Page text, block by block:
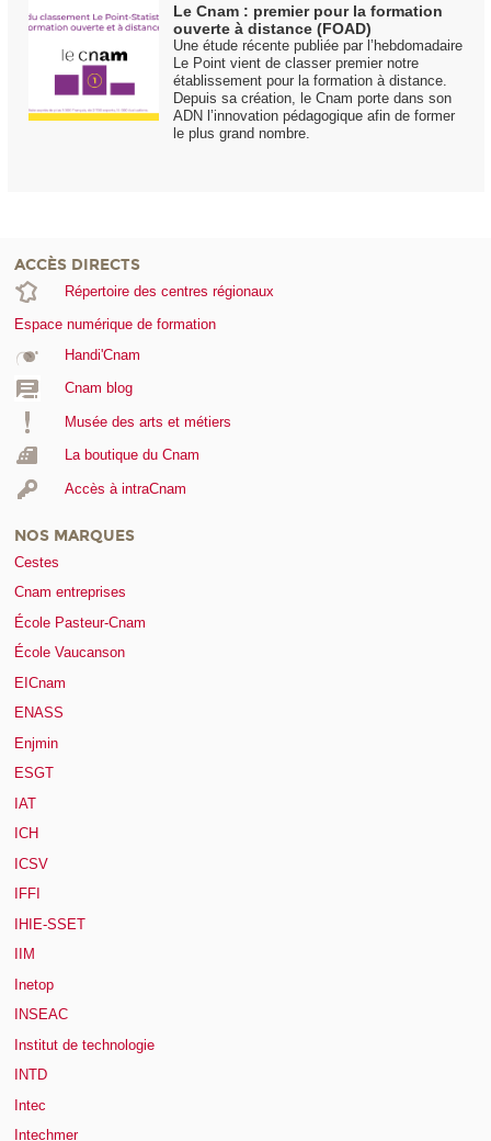
Le Cnam : premier pour la formation
ouverte à distance (FOAD)
Une étude récente publiée par l’hebdomadaire
Le Point vient de classer premier notre
établissement pour la formation à distance.
Depuis sa création, le Cnam porte dans son
ADN l’innovation pédagogique afin de former
le plus grand nombre.
ACCÈS DIRECTS
Répertoire des centres régionaux
Espace numérique de formation
Handi'Cnam
Cnam blog
Musée des arts et métiers
La boutique du Cnam
Accès à intraCnam
NOS MARQUES
Cestes
Cnam entreprises
École Pasteur-Cnam
École Vaucanson
EICnam
ENASS
Enjmin
ESGT
IAT
ICH
ICSV
IFFI
IHIE-SSET
IIM
Inetop
INSEAC
Institut de technologie
INTD
Intec
Intechmer